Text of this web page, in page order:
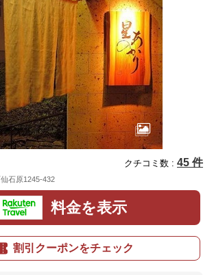
クチコミ数 : 45 件
石原1245-432
料金を表示
割引クーポンをチェック